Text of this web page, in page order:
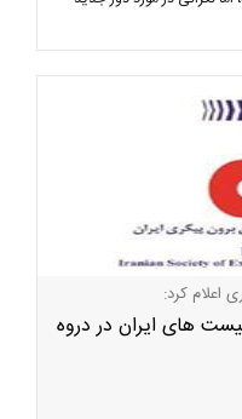
اعلام کرد:
های ایران در دروه